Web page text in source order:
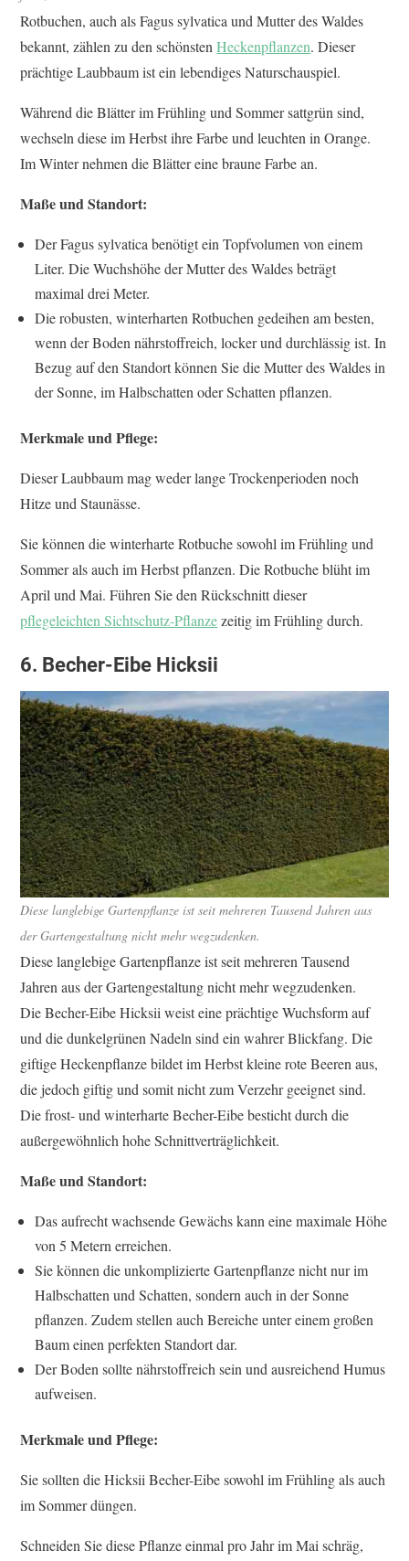
Rotbuchen, auch als Fagus sylvatica und Mutter des Waldes
bekannt, zählen zu den schönstenHeckenpflanzen. Dieser
prächtige Laubbaum ist ein lebendiges Naturschauspiel.
Während die Blätter im Frühling und Sommer sattgrün sind,
wechseln diese im Herbst ihre Farbe und leuchten in Orange.
Im Winter nehmen die Blätter eine braune Farbe an.
Maße und Standort:
Der Fagus sylvatica benötigt ein Topfvolumen von einem
Liter. Die Wuchshöhe der Mutter des Waldes beträgt
maximal drei Meter.
Die robusten, winterharten Rotbuchen gedeihen am besten,
wenn der Boden nährstoffreich, locker und durchlässig ist. In
Bezug auf den Standort können Sie die Mutter des Waldes in
der Sonne, im Halbschatten oder Schatten pflanzen.
Merkmale und Pflege:
Dieser Laubbaum mag weder lange Trockenperioden noch
Hitze und Staunässe.
Sie können die winterharte Rotbuche sowohl im Frühling und
Sommer als auch im Herbst pflanzen. Die Rotbuche blüht im
April und Mai. Führen Sie den Rückschnitt dieser
pflegeleichten Sichtschutz-Pflanzezeitig im Frühling durch.
6. Becher-Eibe Hicksii
Diese langlebige Gartenpflanze ist seit mehreren Tausend Jahren aus
der Gartengestaltung nicht mehr wegzudenken.
Diese langlebige Gartenpflanze ist seit mehreren Tausend
Jahren aus der Gartengestaltung nicht mehr wegzudenken.
Die Becher-Eibe Hicksii weist eine prächtige Wuchsform auf
und die dunkelgrünen Nadeln sind ein wahrer Blickfang. Die
giftige Heckenpflanze bildet im Herbst kleine rote Beeren aus,
die jedoch giftig und somit nicht zum Verzehr geeignet sind.
Die frost- und winterharte Becher-Eibe besticht durch die
außergewöhnlich hohe Schnittverträglichkeit.
Maße und Standort:
Das aufrecht wachsende Gewächs kann eine maximale Höhe
von 5 Metern erreichen.
Sie können die unkomplizierte Gartenpflanze nicht nur im
Halbschatten und Schatten, sondern auch in der Sonne
pflanzen. Zudem stellen auch Bereiche unter einem großen
Baum einen perfekten Standort dar.
Der Boden sollte nährstoffreich sein und ausreichend Humus
aufweisen.
Merkmale und Pflege:
Sie sollten die Hicksii Becher-Eibe sowohl im Frühling als auch
im Sommer düngen.
Schneiden Sie diese Pflanze einmal pro Jahr im Mai schräg,